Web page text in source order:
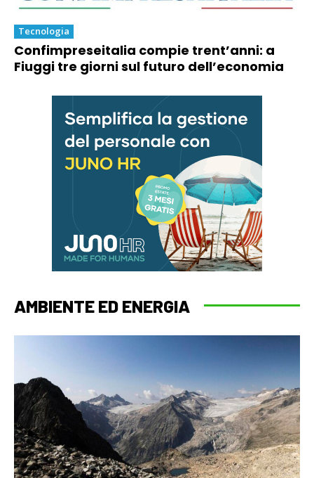
Tecnologia
Confimpreseitalia compie trent’anni: a
Fiuggi tre giorni sul futuro dell’economia
AMBIENTE ED ENERGIA